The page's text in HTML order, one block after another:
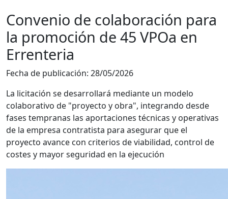
Convenio de colaboración para
la promoción de 45 VPOa en
Errenteria
Fecha de publicación: 28/05/2026
La licitación se desarrollará mediante un modelo
colaborativo de "proyecto y obra", integrando desde
fases tempranas las aportaciones técnicas y operativas
de la empresa contratista para asegurar que el
proyecto avance con criterios de viabilidad, control de
costes y mayor seguridad en la ejecución